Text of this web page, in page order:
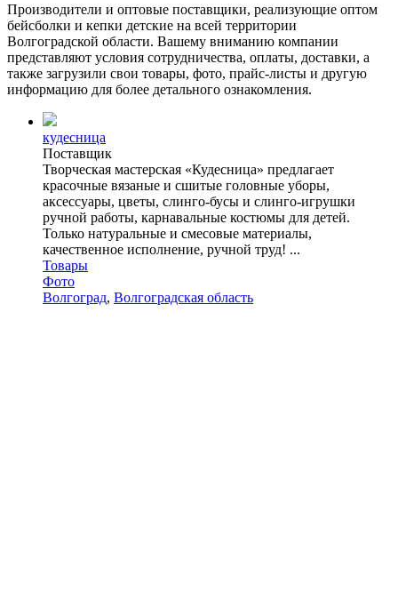
Производители и оптовые поставщики, реализующие оптом
бейсболки и кепки детские на всей территории
Волгоградской области. Вашему вниманию компании
представляют условия сотрудничества, оплаты, доставки, а
также загрузили свои товары, фото, прайс-листы и другую
информацию для более детального ознакомления.
кудесница
Поставщик
Творческая мастерская «Кудесница» предлагает
красочные вязаные и сшитые головные уборы,
аксессуары, цветы, слинго-бусы и слинго-игрушки
ручной работы, карнавальные костюмы для детей.
Только натуральные и смесовые материалы,
качественное исполнение, ручной труд! ...
Товары
Фото
Волгоград, Волгоградская область